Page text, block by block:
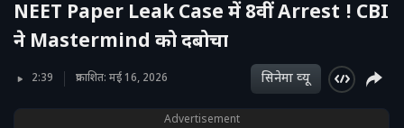
NEET Paper Leak Case में 8वीं Arrest ! CBI
ने Mastermind को दबोचा
2:39 प्रकाशित: मई 16, 2026 सिनेमा व्‍यू
Advertisement